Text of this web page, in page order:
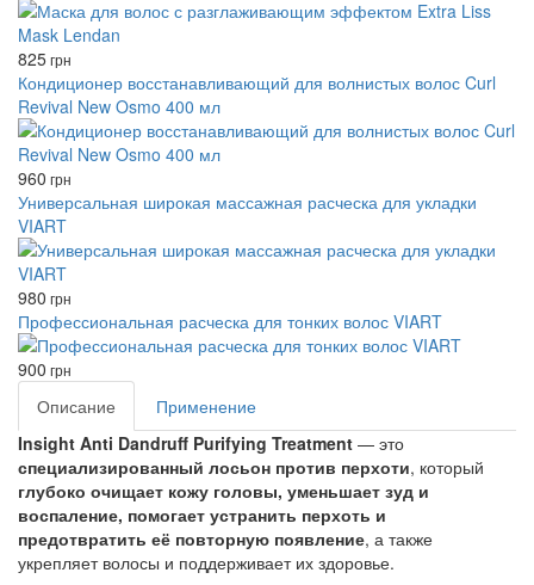
825грн
Кондиционер восстанавливающий для волнистых волос Curl
Revival New Osmo 400 мл
960 грн
Универсальная широкая массажная расческа для укладки
VIART
980 грн
Профессиональная расческа для тонких волос VIART
900 грн
Описание
Применение
Insight Anti Dandruff Purifying Treatment — это
специализированный лосьон против перхоти, который
глубоко очищает кожу головы, уменьшает зуд и
воспаление, помогает устранить перхоть и
предотвратить её повторную появление, а также
укрепляет волосы и поддерживает их здоровье.